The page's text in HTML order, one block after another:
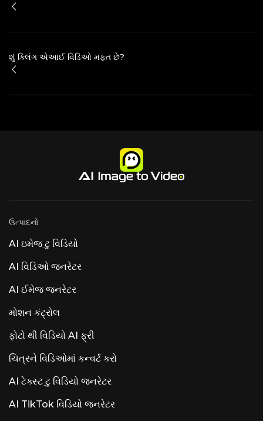
શું ક્લિંગ એઆઈ વિડિઓ મફત છે?
ઉત્પાદનો
AI ઇમેજ ટુ વિડિયો
AI વિડિઓ જનરેટર
AI ઈમેજ જનરેટર
મોશન કંટ્રોલ
ફોટો થી વિડિયો AI ફ્રી
ચિત્રને વિડિઓમાં કન્વર્ટ કરો
AI ટેક્સ્ટ ટુ વિડિયો જનરેટર
AI TikTok વિડિયો જનરેટર